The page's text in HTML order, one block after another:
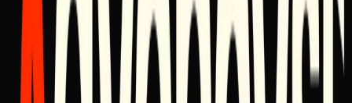
Os compromisos com a Advancyst estão sujeitos a Cartas de
e Acordos de Nível de Serviço específicos. Estes documentos
fundamentais descrevem o âmbito, as entregas e os prazos da
parceria.
4. Limitação de Responsabilidade